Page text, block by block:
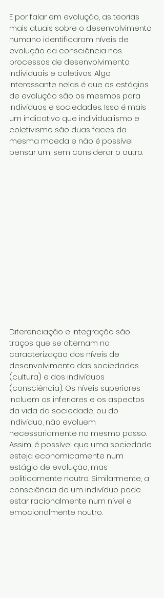
E por falar em evolução, as teorias
mais atuais sobre o desenvolvimento
humano identificaram níveis de
evolução da consciência nos
processos de desenvolvimento
individuais e coletivos. Algo
interessante nelas é que os estágios
de evolução são os mesmos para
indivíduos e sociedades. Isso é mais
um indicativo que individualismo e
coletivismo são duas faces da
mesma moeda e não é possível
pensar um, sem considerar o outro.
Diferenciação e integração são
traços que se alternam na
caracterização dos níveis de
desenvolvimento das sociedades
(cultura) e dos indivíduos
(consciência). Os níveis superiores
incluem os inferiores e os aspectos
da vida da sociedade, ou do
indivíduo, não evoluem
necessariamente no mesmo passo.
Assim, é possível que uma sociedade
esteja economicamente num
estágio de evolução, mas
politicamente noutro. Similarmente, a
consciência de um indivíduo pode
estar racionalmente num nível e
emocionalmente noutro.